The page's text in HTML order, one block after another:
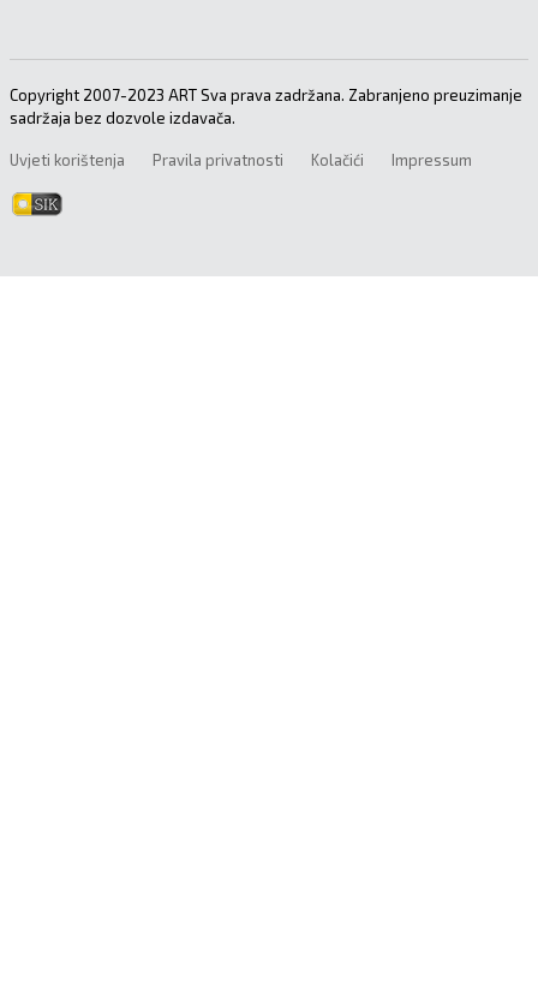
Copyright 2007-2023 ART Sva prava zadržana. Zabranjeno preuzimanje
sadržaja bez dozvole izdavača.
Uvjeti korištenja Pravila privatnosti Kolačići Impressum